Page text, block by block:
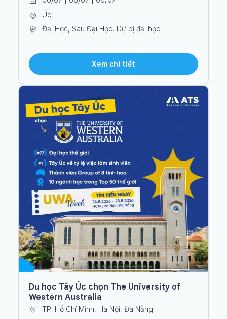
Úc
Đại Học, Sau Đại Học, Dự bị đại học
Xem chi tiết
Du học Tây Úc chọn The University of
Western Australia
TP. Hồ Chí Minh, Hà Nội, Đà Nẵng